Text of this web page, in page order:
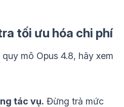
tối ưu hóa chi phí
mô Opus 4.8, hãy xem
tác vụ. Đừng trả mức